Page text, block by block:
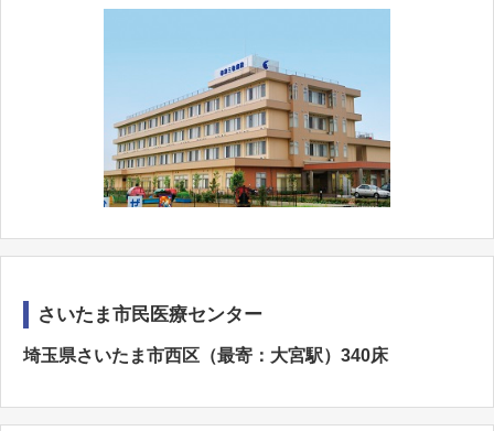
さいたま市民医療センター
埼玉県さいたま市西区（最寄：大宮駅）340床